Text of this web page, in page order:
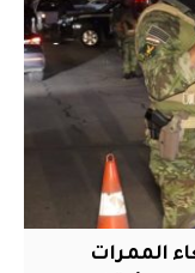
الممرات